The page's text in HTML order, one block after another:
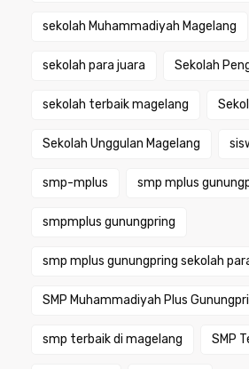
sekolah Muhammadiyah Magelang
sekolah para juara Sekolah
sekolah terbaik magelang
Sekolah Unggulan Magelang
smp-mplus smp mplus
smpmplus gunungpring
smp mplus gunungpring sekolah
SMP Muhammadiyah Plus
smp terbaik di magelang SMP